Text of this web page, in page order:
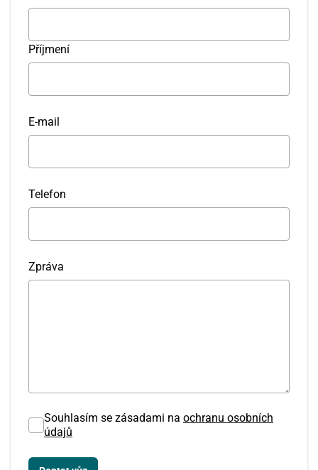
Příjmení
E-mail
Telefon
Zpráva
Souhlasím se zásadami na ochranu osobních
údajů